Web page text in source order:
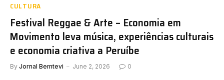
CULTURA
Festival Reggae & Arte – Economia em
Movimento leva música, experiências culturais
e economia criativa a Peruíbe
By Jornal Bemtevi June 2, 2026 0